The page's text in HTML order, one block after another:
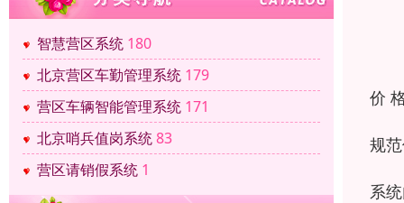
智慧营区系统 180
北京营区车勤管理系统 179
营区车辆智能管理系统 171
北京哨兵值岗系统83
营区请销假系统 1
价
规
系